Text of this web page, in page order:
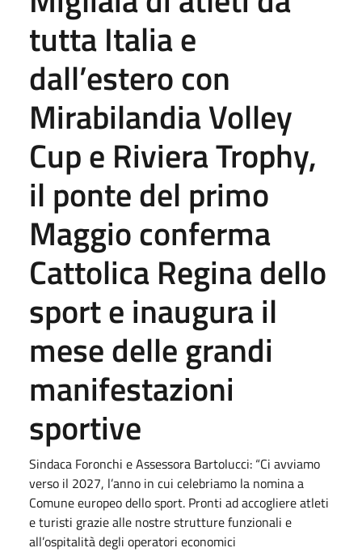
tutta Italia e
dall’estero con
Mirabilandia Volley
Cup e Riviera Trophy,
il ponte del primo
Maggio conferma
Cattolica Regina dello
sport e inaugura il
mese delle grandi
manifestazioni
sportive
Sindaca Foronchi e Assessora Bartolucci: “Ci avviamo
verso il 2027, l’anno in cui celebriamo la nomina a
Comune europeo dello sport. Pronti ad accogliere atleti
e turisti grazie alle nostre strutture funzionali e
all’ospitalità degli operatori economici